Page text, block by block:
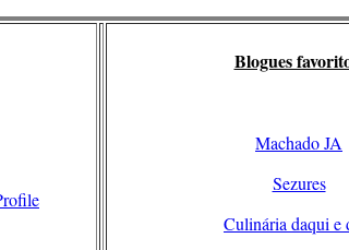
Blogues
Machado JA
Sezures
Culinária daqui e